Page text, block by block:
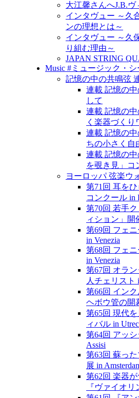
大江馨さんへJ.B.
インタヴュー ～久
ンの理想とは～
インタヴュー ～久
り組む理由～
JAPAN STRING
Music #ミュージック・シ
記憶の中の共鳴弦
連載 記憶の
して
連載 記憶の
く楽器づくり
連載 記憶の
ちの小さく自
連載 記憶の
を覗き見」コ
ヨーロッパ 弦楽ウ
第71回 耳を
コンクール in
第70回 若手
ィション」開
第69回 フェニ
in Venezia
第68回 フェニ
in Venezia
第67回 オラ
人チェリスト
第66回 イン
ヘボウ管の開
第65回 現代
ィバル in
第64回 アッ
Assisi
第63回 蘇っ
展 in
第62回 楽器
『ヴァイオリ